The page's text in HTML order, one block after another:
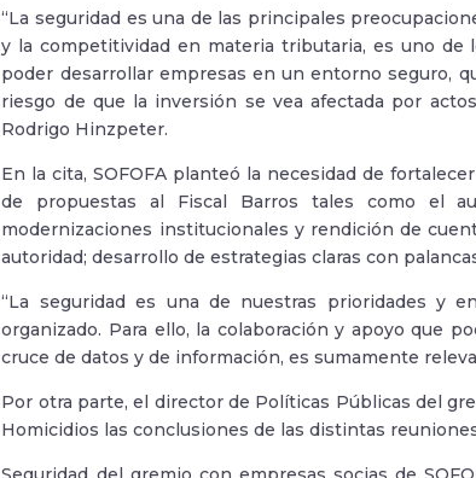
“La seguridad es una de las principales
y la competitividad en materia tributaria, es uno
poder desarrollar empresas en un entorno seguro,
riesgo de que la inversión se vea afectada por
Rodrigo Hinzpeter.
En la cita, SOFOFA planteó la necesidad de
de propuestas al Fiscal Barros tales como el
modernizaciones institucionales y rendición de
autoridad; desarrollo de estrategias claras con
“La seguridad es una de nuestras prioridades y
organizado. Para ello, la colaboración y apoyo que
cruce de datos y de información, es sumamente
Por otra parte, el director de Políticas Públicas del
Homicidios las conclusiones de las distintas